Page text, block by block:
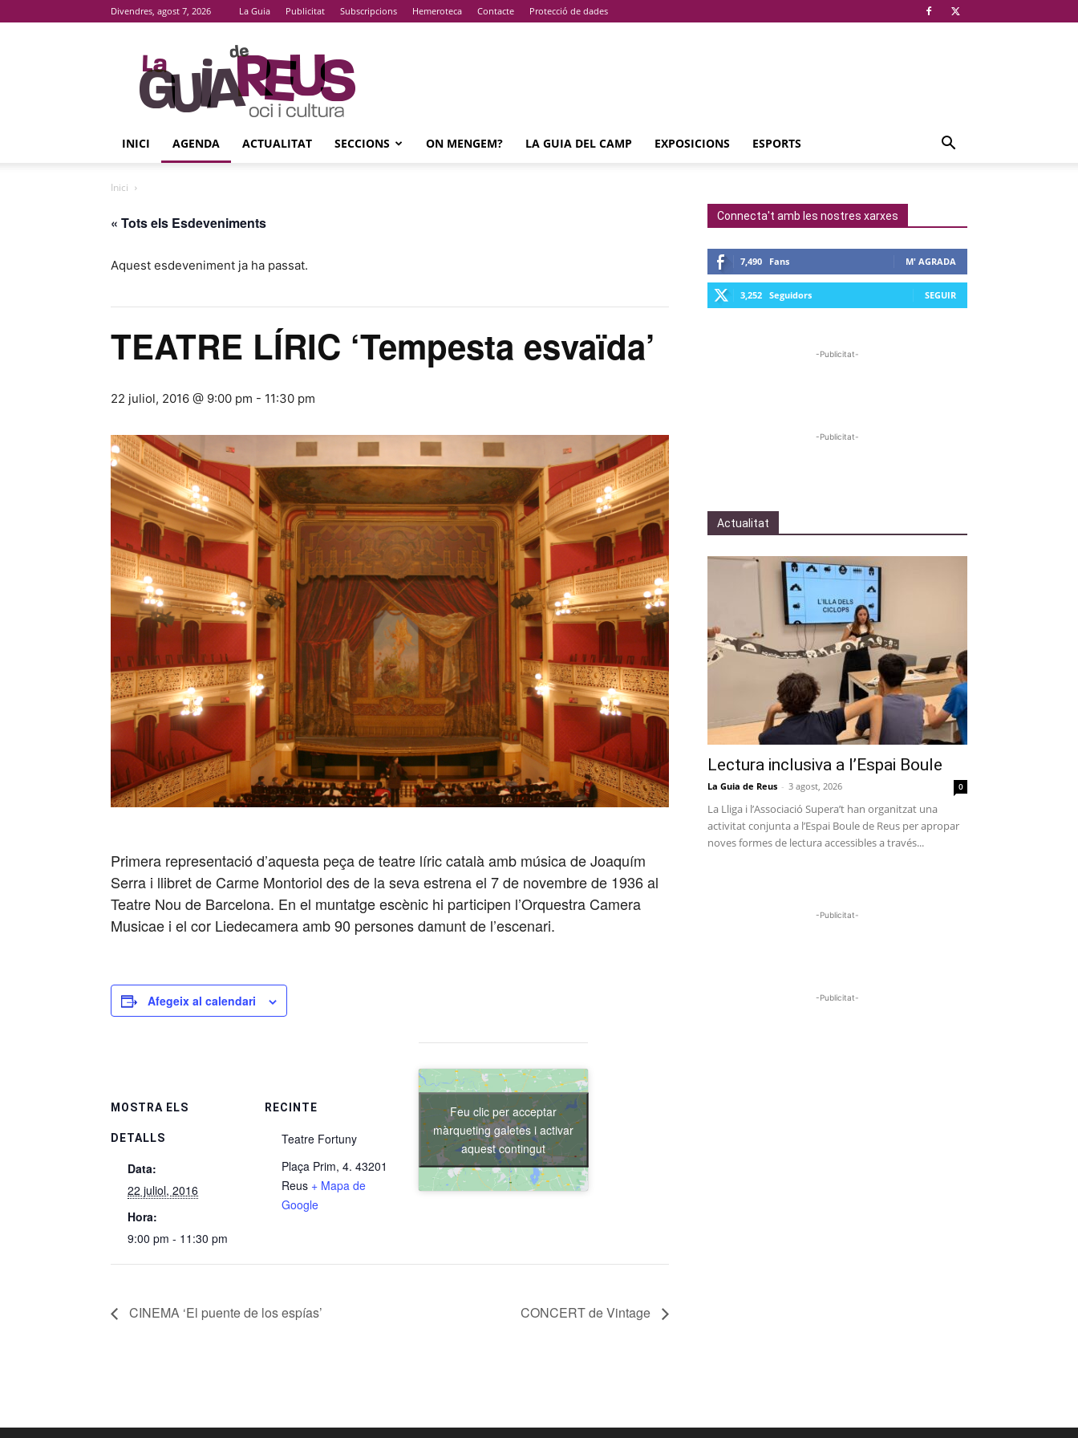
Divendres, agost 7, 2026 La Guia Publicitat Subscripcions Hemeroteca Contacte Protecció de dades
La
Guia
De
Reus
INICI AGENDA ACTUALITAT SECCIONS ON MENGEM? LA GUIA DEL CAMP EXPOSICIONS ESPORTS
Inici
« Tots els Esdeveniments
Aquest esdeveniment ja ha passat.
TEATRE LÍRIC ‘Tempesta esvaïda’
22 juliol, 2016 @ 9:00 pm - 11:30 pm
Primera representació d’aquesta peça de teatre líric català amb música de Joaquím
Serra i llibret de Carme Montoriol des de la seva estrena el 7 de novembre de 1936 al
Teatre Nou de Barcelona. En el muntatge escènic hi participen l’Orquestra Camera
Musicae i el cor Liedecamera amb 90 persones damunt de l’escenari.
Afegeix al calendari
MOSTRA ELS
DETALLS
Data:
22 juliol, 2016
Hora:
9:00 pm - 11:30 pm
RECINTE
Teatre Fortuny
Plaça Prim, 4. 43201
Reus + Mapa de
Google
Feu clic per acceptar
màrqueting galetes i activar
aquest contingut
CINEMA ‘El puente de los espías’ CONCERT de Vintage
Connecta't amb les nostres xarxes
7,490 Fans M' AGRADA
3,252 Seguidors SEGUIR
-Publicitat-
-Publicitat-
Actualitat
Lectura inclusiva a l’Espai Boule
La Guia de Reus - 3 agost, 2026 0
La Lliga i l’Associació Supera’t han organitzat una
activitat conjunta a l’Espai Boule de Reus per apropar
noves formes de lectura accessibles a través...
-Publicitat-
-Publicitat-